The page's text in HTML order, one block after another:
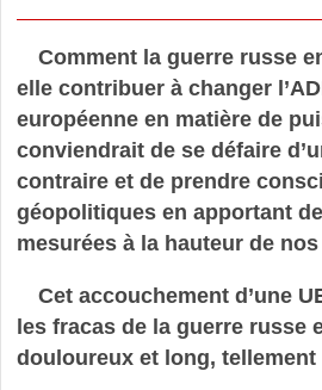
Comment la guerre russe
elle contribuer à changer
européenne en matière de
conviendrait de se défaire
contraire et de prendre
géopolitiques en apportant
mesurées à la hauteur de
Cet accouchement d’une
les fracas de la guerre russe
douloureux et long,